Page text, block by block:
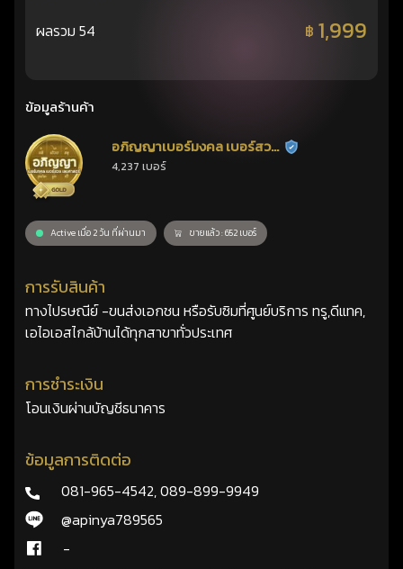
ผลรวม 54 ฿ 1,999
ข้อมูลร้านค้า
อภิญญาเบอร์มงคล เบอร์สวย
เลขศาสตร์
ร้านยืนยันแล้ว
4,237 เบอร์
Active เมื่อ 2 วัน ที่ผ่านมา ขายแล้ว : 652 เบอร์
การรับสินค้า
ทางไปรษณีย์ -ขนส่งเอกชน หรือรับซิมที่ศูนย์บริการ ทรู,ดีแทค,
เอไอเอสไกล้บ้านได้ทุกสาขาทั่วประเทศ
การชำระเงิน
โอนเงินผ่านบัญชีธนาคาร
ข้อมูลการติดต่อ
081-965-4542,089-899-9949
@apinya789565
-